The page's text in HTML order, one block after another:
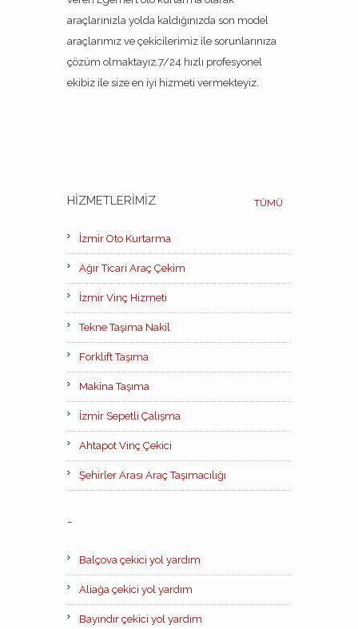
araçlarınızla yolda kaldığınızda son model
araçlarımız ve çekicilerimiz ile sorunlarınıza
çözüm olmaktayız.7/24 hızlı profesyonel
ekibiz ile size en iyi hizmeti vermekteyiz.
HIZMETLERIMIZ TÜMÜ
İzmir Oto Kurtarma
Ağır Ticari Araç Çekim
İzmir Vinç Hizmeti
Tekne Taşıma Nakil
Forklift Taşıma
Makina Taşıma
İzmir Sepetli Çalışma
Ahtapot Vinç Çekici
Şehirler Arası Araç Taşımacılığı
-
Balçova çekici yol yardım
Aliağa çekici yol yardım
Bayındır çekici yol yardım